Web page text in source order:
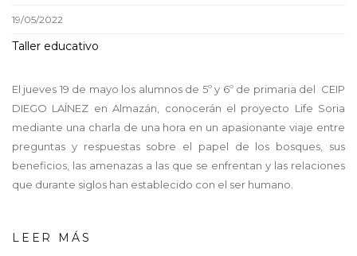
19/05/2022
Taller educativo
El jueves 19 de mayo los alumnos de 5º y 6º de primaria del CEIP
DIEGO LAÍNEZ en Almazán, conocerán el proyecto Life Soria
mediante una charla de una hora en un apasionante viaje entre
preguntas y respuestas sobre el papel de los bosques, sus
beneficios, las amenazas a las que se enfrentan y las relaciones
que durante siglos han establecido con el ser humano.
LEER MÁS